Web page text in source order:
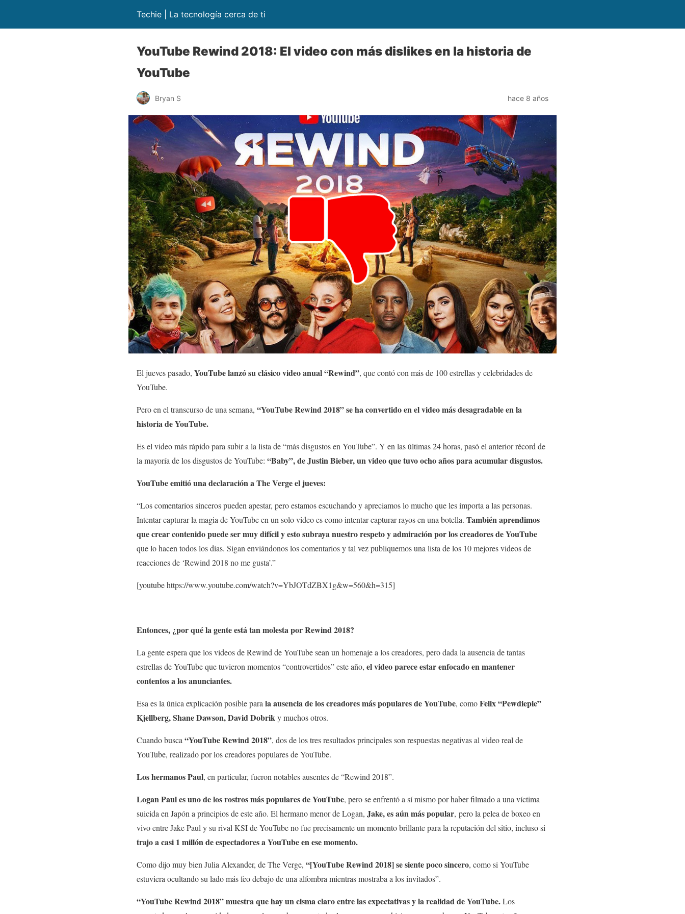
Techie | La tecnología cerca de ti
YouTube Rewind 2018: El video con más dislikes en la historia de
YouTube
Bryan S hace 8 años
El jueves pasado, YouTube lanzó su clásico video anual “Rewind”, que contó con más de 100 estrellas y celebridades de
YouTube.
Pero en el transcurso de una semana, “YouTube Rewind 2018” se ha convertido en el video más desagradable en la
historia de YouTube.
Es el video más rápido para subir a la lista de “más disgustos en YouTube”. Y en las últimas 24 horas, pasó el anterior récord de
la mayoría de los disgustos de YouTube: “Baby”, de Justin Bieber, un video que tuvo ocho años para acumular disgustos.
YouTube emitió una declaración a The Verge el jueves:
“Los comentarios sinceros pueden apestar, pero estamos escuchando y apreciamos lo mucho que les importa a las personas.
Intentar capturar la magia de YouTube en un solo video es como intentar capturar rayos en una botella. También aprendimos
que crear contenido puede ser muy difícil y esto subraya nuestro respeto y admiración por los creadores de YouTube
que lo hacen todos los días. Sigan enviándonos los comentarios y tal vez publiquemos una lista de los 10 mejores videos de
reacciones de ‘Rewind 2018 no me gusta’.”
[youtube https://www.youtube.com/watch?v=YbJOTdZBX1g&w=560&h=315]
Entonces, ¿por qué la gente está tan molesta por Rewind 2018?
La gente espera que los videos de Rewind de YouTube sean un homenaje a los creadores, pero dada la ausencia de tantas
estrellas de YouTube que tuvieron momentos “controvertidos” este año, el video parece estar enfocado en mantener
contentos a los anunciantes.
Esa es la única explicación posible para la ausencia de los creadores más populares de YouTube, comoFelix “Pewdiepie”
Kjellberg, Shane Dawson, David Dobriky muchos otros.
Cuando busca “YouTube Rewind 2018”, dos de los tres resultados principales son respuestas negativas al video real de
YouTube, realizado por los creadores populares de YouTube.
Los hermanos Paul, en particular, fueron notables ausentes de “Rewind 2018”.
Logan Paul es uno de los rostros más populares de YouTube, pero se enfrentó a sí mismo por haber filmado a una víctima
suicida en Japón a principios de este año. El hermano menor de Logan, Jake, es aún más popular, pero la pelea de boxeo en
vivo entre Jake Paul y su rival KSI de YouTube no fue precisamente un momento brillante para la reputación del sitio, incluso si
trajo a casi 1 millón de espectadores a YouTube en ese momento.
Como dijo muy bien Julia Alexander, de The Verge, “[YouTube Rewind 2018] se siente poco sincero, como si YouTube
estuviera ocultando su lado más feo debajo de una alfombra mientras mostraba a los invitados”.
“YouTube Rewind 2018” muestra que hay un cisma claro entre las expectativas y la realidad de YouTube.Los